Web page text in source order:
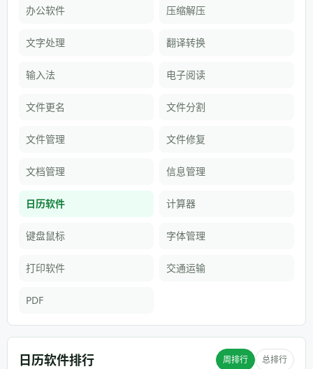
办公软件 压缩解压
文字处理 翻译转换
输入法 电子阅读
文件更名 文件分割
文件管理 文件修复
文档管理 信息管理
日历软件 计算器
键盘鼠标 字体管理
打印软件 交通运输
PDF
日历软件排行 周排行 总排行